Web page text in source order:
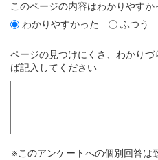
このページの内容はわかりやす
わかりやすかった ふつう
ページの見つけにくさ、わかり
ば記入してください
※このアンケートへの個別回答は